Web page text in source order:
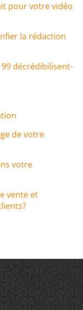
pour votre vidéo
la rédaction
décrédibilisent-
de votre
votre
vente et